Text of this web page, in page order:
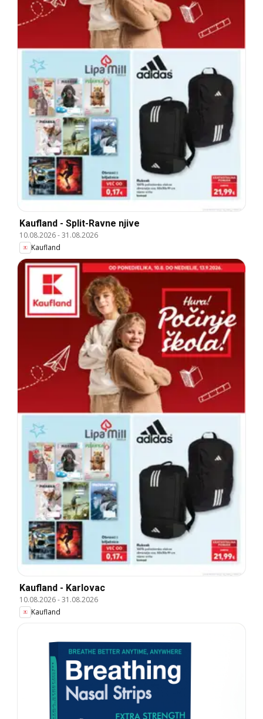
Kaufland - Split-Ravne njive
10.08.2026-31.08.2026
Kaufland
Kaufland - Karlovac
10.08.2026-31.08.2026
Kaufland